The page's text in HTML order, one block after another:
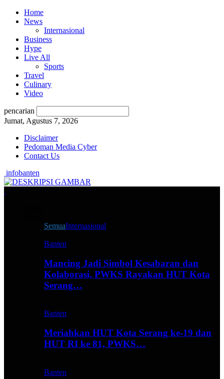
Home
News
Internasional
Business
Hype
Live All
Sports
Travel
Culinary
Video
pencarian
Jumat, Agustus 7, 2026
Disclaimer
Pedoman Media Cyber
Contact Us
infobanten
SemuaInternasional
Banten
Mancing Jadi Simbol Kesabaran dan
Kolaborasi, PWKS Rayakan HUT Kota
Serang…
Banten
Meriahkan HUT Kota Serang ke-19 dan
HUT RI ke 81, PWKS…
Banten